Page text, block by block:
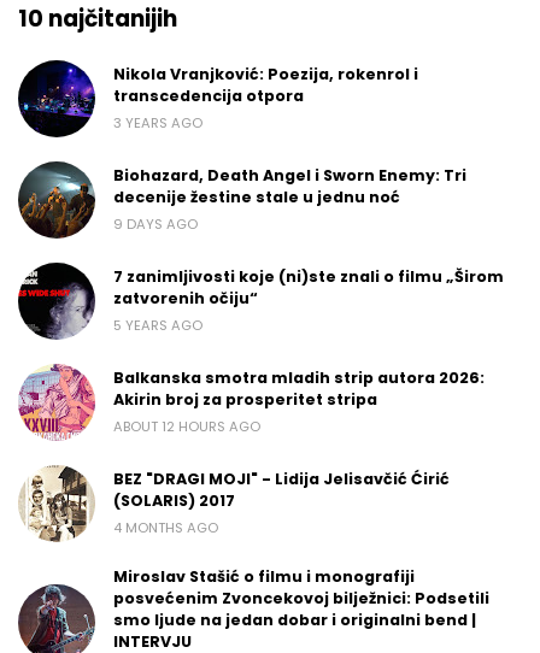
10 najčitanijih
Nikola Vranjković: Poezija, rokenrol i
transcedencija otpora
3 YEARS AGO
Biohazard, Death Angel i Sworn Enemy: Tri
decenije žestine stale u jednu noć
9 DAYS AGO
7 zanimljivosti koje (ni)ste znali o filmu „Širom
zatvorenih očiju“
5 YEARS AGO
Balkanska smotra mladih strip autora 2026:
Akirin broj za prosperitet stripa
ABOUT 12 HOURS AGO
BEZ "DRAGI MOJI" - Lidija Jelisavčić Ćirić
(SOLARIS) 2017
4 MONTHS AGO
Miroslav Stašić o filmu i monografiji
posvećenim Zvoncekovoj bilježnici: Podsetili
smo ljude na jedan dobar i originalni bend |
INTERVJU